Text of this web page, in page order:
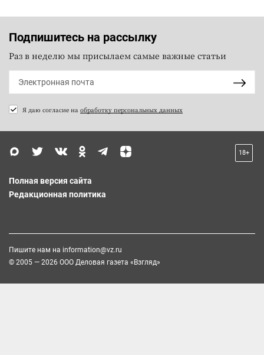
Подпишитесь на рассылку
Раз в неделю мы присылаем самые важные статьи
Я даю согласие на обработку персональных данных
18+
Полная версия сайта
Редакционная политика
Пишите нам на information@vz.ru
© 2005 — 2026 ООО Деловая газета «Взгляд»